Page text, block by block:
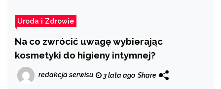
Uroda i Zdrowie
Na co zwrócić uwagę wybierając
kosmetyki do higieny intymnej?
redakcja serwisu 3 lata ago Share